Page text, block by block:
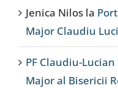
Jenica Nilos la
Major Claudiu
PF Claudiu-
Major al Bisericii